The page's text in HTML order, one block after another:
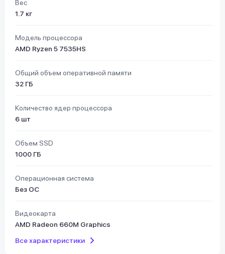
Вес
1.7 кг
Модель процессора
AMD Ryzen 5 7535HS
Общий объем оперативной памяти
32 ГБ
Количество ядер процессора
6 шт
Объем SSD
1000 ГБ
Операционная система
Без ОС
Видеокарта
AMD Radeon 660M Graphics
Все характеристики